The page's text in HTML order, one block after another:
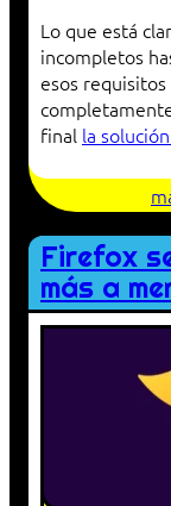
Lo que está
incompletos
esos
final la
Firefox
más a